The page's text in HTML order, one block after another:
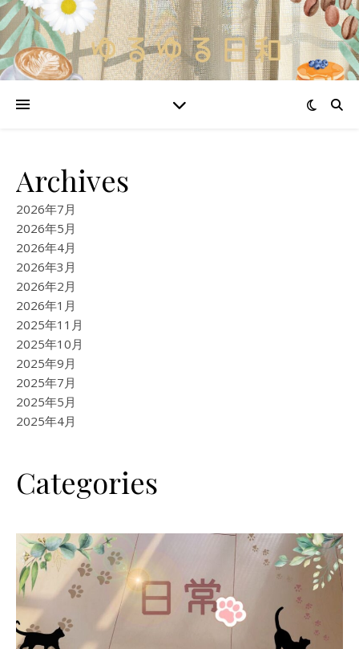
Archives
2026年7月
2026年5月
2026年4月
2026年3月
2026年2月
2026年1月
2025年11月
2025年10月
2025年9月
2025年7月
2025年5月
2025年4月
Categories